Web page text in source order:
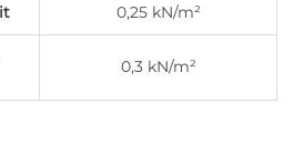
0,25 kN/m²
0,3 kN/m²